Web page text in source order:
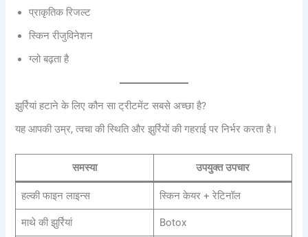
प्राकृतिक रिजल्ट
स्किन रीजुविनेशन
ग्लो बढ़ता है
झुर्रियां हटाने के लिए कौन सा ट्रीटमेंट सबसे अच्छा है?
यह आपकी उम्र, त्वचा की स्थिति और झुर्रियों की गहराई पर निर्भर करता है।
समस्या उपयुक्त उपचार
हल्की फाइन लाइन्स स्किन केयर + रेटिनॉल
माथे की झुर्रियां Botox